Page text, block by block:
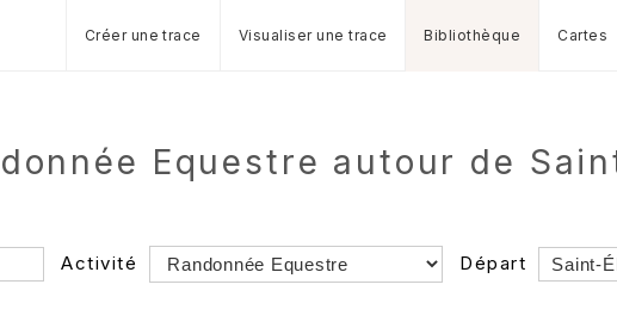
Créer une trace Visualiser une trace Bibliothèque Cartes
Equestre autour de
Activité Départ